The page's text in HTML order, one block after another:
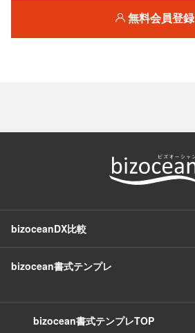
無料会員登録
bizoceanDX比較
bizocean書式テンプレ
bizocean書式テンプレTOP